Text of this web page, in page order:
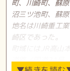
町、川崎町、蘇
沼三ツ池町、蘇
地名は川崎重工
崎区であった。
道路／国道21号